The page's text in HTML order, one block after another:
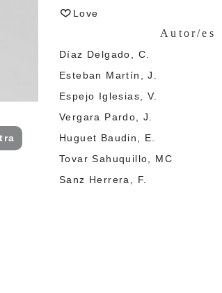
Love
Autor/es
Dí­az Delgado, C.
Esteban Martí­n, J.
Espejo Iglesias, V.
Vergara Pardo, J.
Huguet Baudin, E.
Tovar Sahuquillo, MC
Sanz Herrera, F.